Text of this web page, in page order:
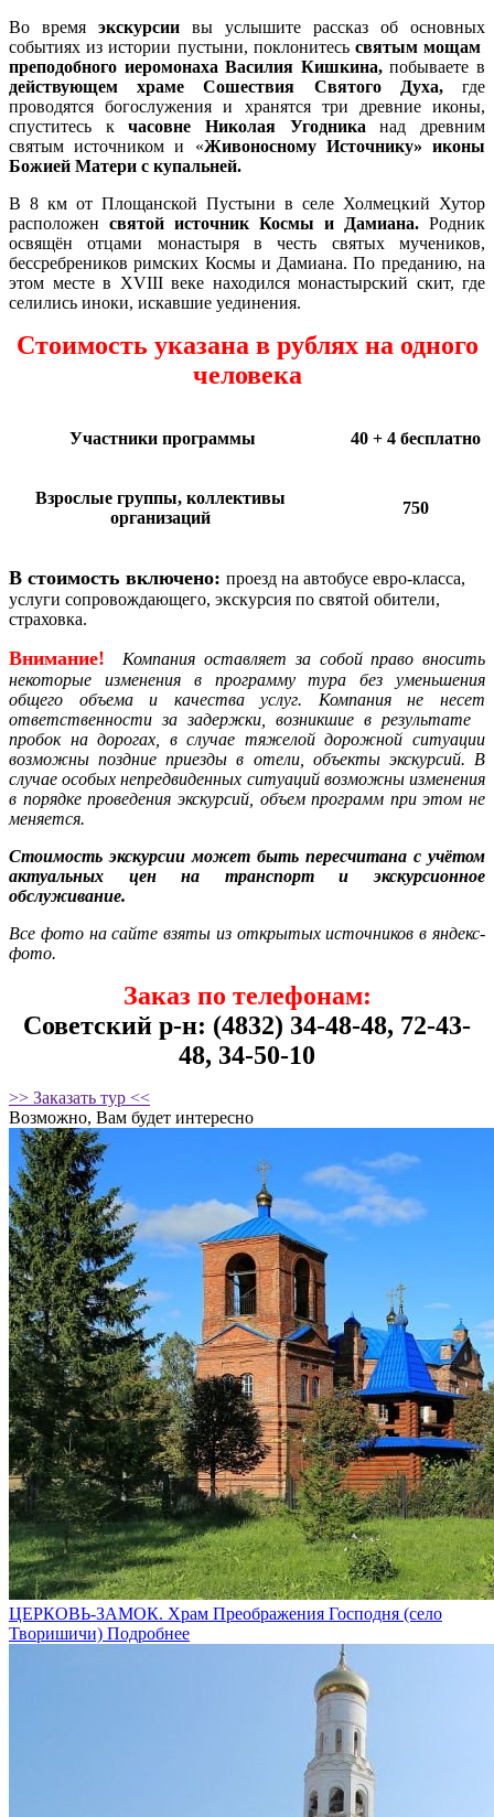
Во время экскурсии вы услышите рассказ об основных
событиях из истории пустыни, поклонитесь святым мощам
преподобного иеромонаха Василия Кишкина,побываете в
действующем храме Сошествия Святого Духа,где
проводятся богослужения и хранятся три древние иконы,
спуститесь кчасовне Николая Угодника над древним
святым источником и «Живоносному Источнику» иконы
Божией Матери c купальней.
В 8 км от Площанской Пустыни в селе Холмецкий Хутор
расположен святой источник Космы и Дамиана. Родник
освящён отцами монастыря в честь святых мучеников,
бессребреников римских Космы и Дамиана. По преданию, на
этом месте в ХVIII веке находился монастырский скит, где
селились иноки, искавшие уединения.
Стоимость указана в рублях на одного
человека
Участники программы 40 + 4 бесплатно
Взрослые группы, коллективы
организаций
750
В стоимость включено: проезд на автобусе евро-класса,
услуги сопровождающего, экскурсия по святой обители,
страховка.
Внимание! Компанияоставляет за собой право вносить
некоторые изменения в программу тура без уменьшения
общего объема и качества услуг. Компания не несет
ответственности за задержки, возникшие в результате
пробок на дорогах, в случае тяжелой дорожной ситуации
возможны поздние приезды в отели, объекты экскурсий. В
случае особых непредвиденных ситуаций возможны изменения
в порядке проведения экскурсий, объем программ при этом не
меняется.
Стоимость экскурсии может быть пересчитана с учётом
актуальных цен на транспорт и экскурсионное
обслуживание.
Все фото на сайте взяты из открытых источников в яндекс-
фото.
Заказ по телефонам:
Советский р-н: (4832) 34-48-48, 72-43-
48, 34-50-10
>> Заказать тур <<
Возможно, Вам будет интересно
ЦЕРКОВЬ-ЗАМОК. Храм Преображения Господня (село
Творишичи) Подробнее